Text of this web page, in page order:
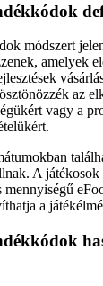
módszert
amelyek
az
vagy a
A játékosok
mennyiségű
a